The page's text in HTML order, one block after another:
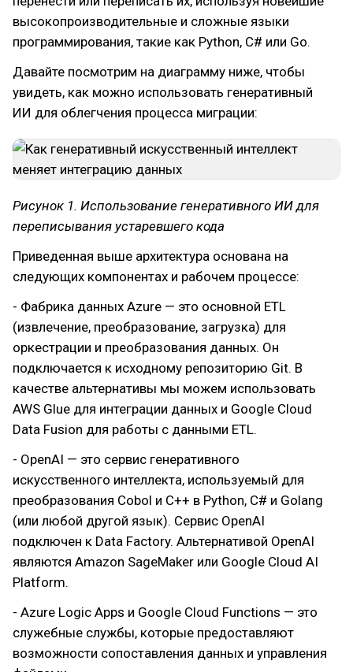
высокопроизводительные и сложные языки
программирования, такие как Python, C# или Go.
Давайте посмотрим на диаграмму ниже, чтобы
увидеть, как можно использовать генеративный
ИИ для облегчения процесса миграции:
Рисунок 1. Использование генеративного ИИ для
переписывания устаревшего кода
Приведенная выше архитектура основана на
следующих компонентах и рабочем процессе:
- Фабрика данных Azure — это основной ETL
(извлечение, преобразование, загрузка) для
оркестрации и преобразования данных. Он
подключается к исходному репозиторию Git. В
качестве альтернативы мы можем использовать
AWS Glue для интеграции данных и Google Cloud
Data Fusion для работы с данными ETL.
- OpenAI — это сервис генеративного
искусственного интеллекта, используемый для
преобразования Cobol и C++ в Python, C# и Golang
(или любой другой язык). Сервис OpenAI
подключен к Data Factory. Альтернативой OpenAI
являются Amazon SageMaker или Google Cloud AI
Platform.
- Azure Logic Apps и Google Cloud Functions — это
служебные службы, которые предоставляют
возможности сопоставления данных и управления